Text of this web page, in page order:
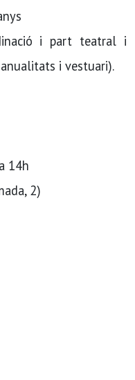
i part teatral i
i vestuari).
14h
2)